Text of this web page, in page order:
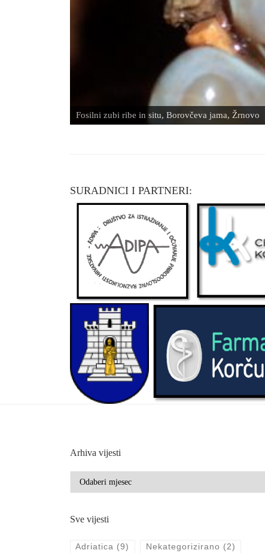
Fosilni zubi ribe in situ, Borovčeva jama, Žrnovo
SURADNICI I PARTNERI:
Arhiva vijesti
Sve vijesti
Adriatica (9) Nekategorizirano (2)